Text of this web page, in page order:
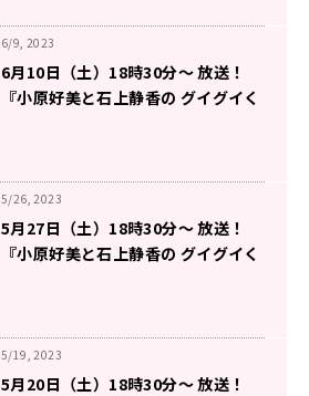
6/9, 2023
6月10日（土）18時30分～ 放送！
『小原好美と石上静香の グイグイく
5/26, 2023
5月27日（土）18時30分～ 放送！
『小原好美と石上静香の グイグイく
5/19, 2023
5月20日（土）18時30分～ 放送！